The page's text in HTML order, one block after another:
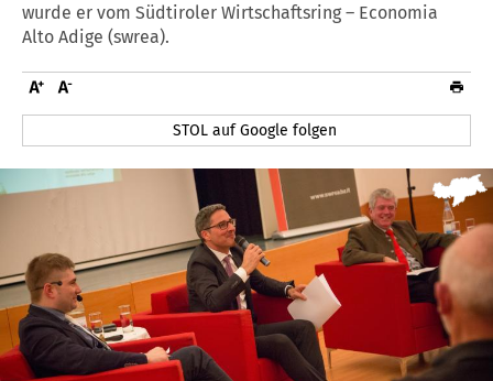
wurde er vom Südtiroler Wirtschaftsring – Economia
Alto Adige (swrea).
STOL auf Google folgen